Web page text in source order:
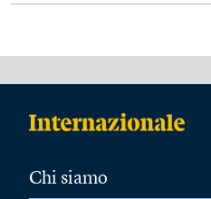
Chi siamo